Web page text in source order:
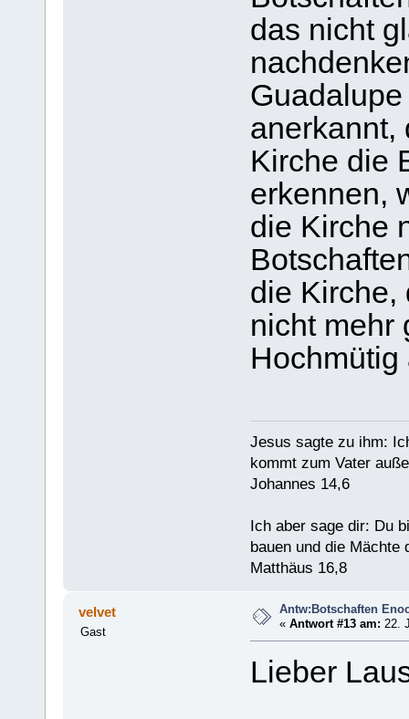
das nicht
anerkannt,
Kirche die
erkennen,
die Kirche
die Kirche,
nicht mehr
Hochmütig
Jesus sagte zu ihm:
kommt zum Vater
Johannes 14,6
Ich aber sage dir: Du
bauen und die Mächte
Matthäus 16,8
velvet
Gast
Antw:Botschaften
«Antwort #13 am: 22.
Lieber